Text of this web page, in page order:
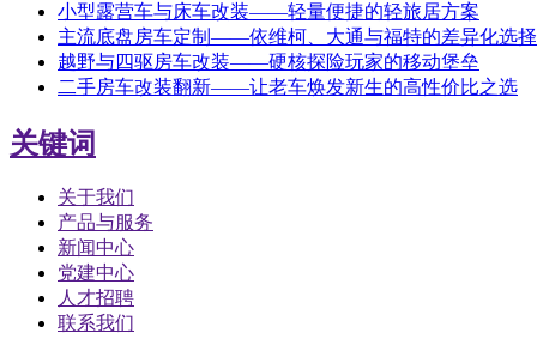
小型露营车与床车改装——轻量便捷的轻旅居方案
主流底盘房车定制——依维柯、大通与福特的差异化选择
越野与四驱房车改装——硬核探险玩家的移动堡垒
二手房车改装翻新——让老车焕发新生的高性价比之选
关键词
关于我们
产品与服务
新闻中心
党建中心
人才招聘
联系我们